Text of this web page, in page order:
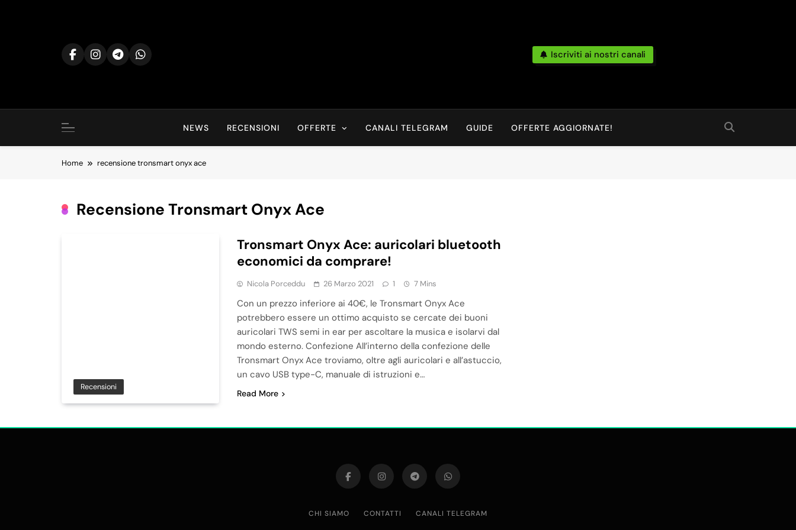
Risparmia Online
Iscriviti ai nostri canali
NEWS RECENSIONI OFFERTE CANALI TELEGRAM GUIDE OFFERTE AGGIORNATE!
Home recensione tronsmart onyx ace
Recensione Tronsmart Onyx Ace
Recensioni
Tronsmart Onyx Ace: auricolari bluetooth
economici da comprare!
Nicola Porceddu 26 Marzo 2021 1 7 Mins
Con un prezzo inferiore ai 40€, le Tronsmart Onyx Ace
potrebbero essere un ottimo acquisto se cercate dei buoni
auricolari TWS semi in ear per ascoltare la musica e isolarvi dal
mondo esterno. Confezione All’interno della confezione delle
Tronsmart Onyx Ace troviamo, oltre agli auricolari e all’astuccio,
un cavo USB type-C, manuale di istruzioni e…
Read More
CHI SIAMO CONTATTI CANALI TELEGRAM